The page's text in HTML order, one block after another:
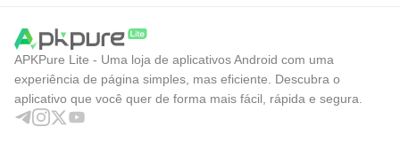
APKPure Lite - Uma loja de aplicativos Android com uma
experiência de página simples, mas eficiente. Descubra o
aplicativo que você quer de forma mais fácil, rápida e segura.